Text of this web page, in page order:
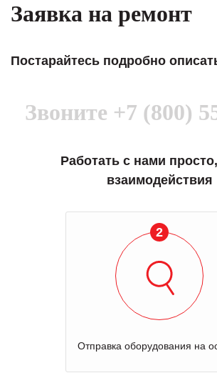
Заявка на ремонт
Постарайтесь подробно
Звоните +7 (800)
Работать с нами
взаимодействия
2
Отправка оборудования на